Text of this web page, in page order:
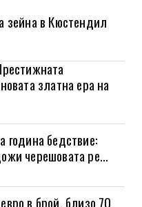
зейна в Кюстендил
златна ера на
година бедствие:
черешовата ре...
в брой, близо 70